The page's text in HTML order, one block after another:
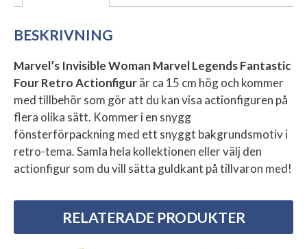
BESKRIVNING
Marvel’s Invisible Woman Marvel Legends Fantastic
Four Retro Actionfigurär ca 15 cm hög och kommer
med tillbehör som gör att du kan visa actionfiguren på
flera olika sätt. Kommer i en snygg
fönsterförpackning med ett snyggt bakgrundsmotiv i
retro-tema. Samla hela kollektionen eller välj den
actionfigur som du vill sätta guldkant på tillvaron med!
RELATERADE PRODUKTER